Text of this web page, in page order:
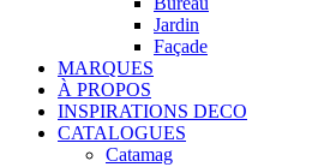
Jardin
Façade
MARQUES
À PROPOS
INSPIRATIONS DECO
CATALOGUES
Catamag